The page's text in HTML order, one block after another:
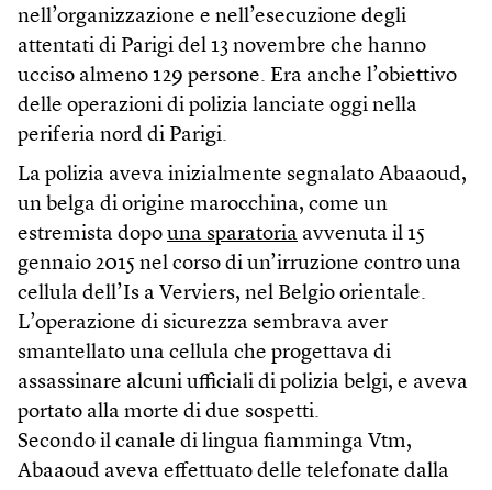
nell’organizzazione e nell’esecuzione degli
attentati di Parigi del 13 novembre che hanno
ucciso almeno 129 persone. Era anche l’obiettivo
delle operazioni di polizia lanciate oggi nella
periferia nord di Parigi.
La polizia aveva inizialmente segnalato Abaaoud,
un belga di origine marocchina, come un
estremista dopo una sparatoria avvenuta il 15
gennaio 2015 nel corso di un’irruzione contro una
cellula dell’Is a Verviers, nel Belgio orientale.
L’operazione di sicurezza sembrava aver
smantellato una cellula che progettava di
assassinare alcuni ufficiali di polizia belgi, e aveva
portato alla morte di due sospetti.
Secondo il canale di lingua fiamminga Vtm,
Abaaoud aveva effettuato delle telefonate dalla